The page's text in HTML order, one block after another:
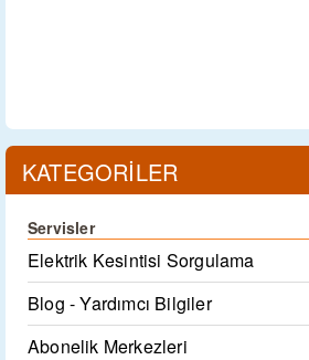
KATEGORİLER
Servisler
Elektrik Kesintisi Sorgulama
Blog - Yardımcı Bilgiler
Abonelik Merkezleri